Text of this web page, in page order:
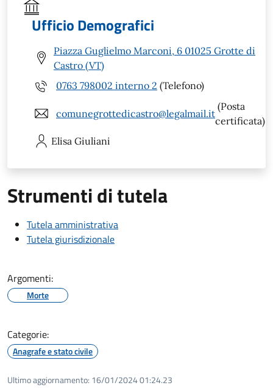
Ufficio Demografici
Piazza Guglielmo Marconi, 6 01025 Grotte di
Castro (VT)
0763 798002 interno 2 (Telefono)
comunegrottedicastro@legalmail.it
(Posta
certificata)
Elisa Giuliani
Strumenti di tutela
Tutela amministrativa
Tutela giurisdizionale
Argomenti:
Morte
Categorie:
Anagrafe e stato civile
Ultimo aggiornamento: 16/01/2024 01:24.23